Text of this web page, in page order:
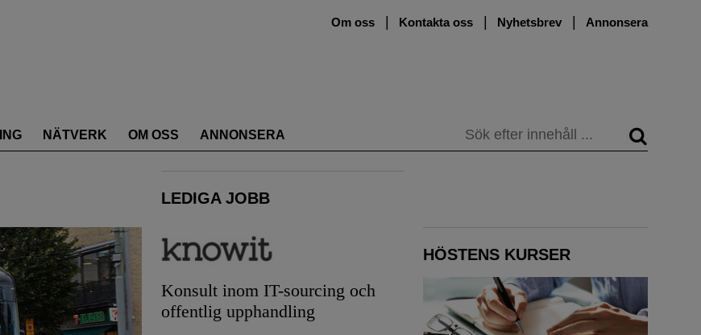
Om oss Kontakta oss Nyhetsbrev Annonsera
NÄTVERK OM OSS ANNONSERA Sök
LEDIGA JOBB
Konsult inom IT-sourcing och
offentlig upphandling
HÖSTENS KURSER